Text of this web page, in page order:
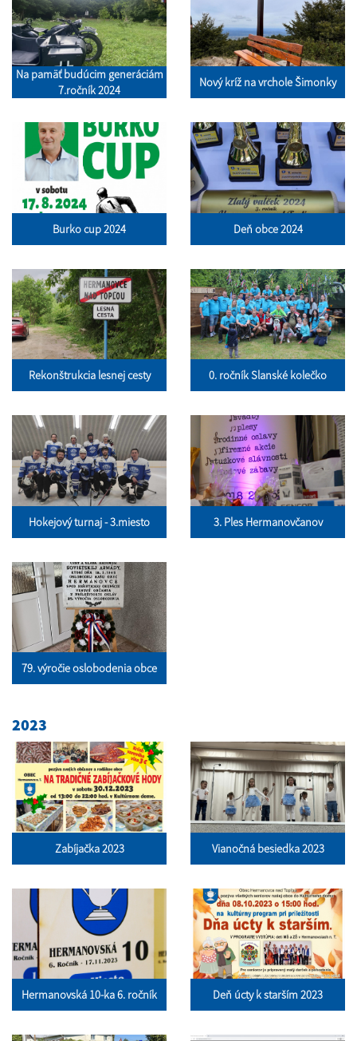
Na pamäť budúcim generáciám
7.ročník 2024
Nový kríž na vrchole Šimonky
Burko cup 2024 Deň obce 2024
Rekonštrukcia lesnej cesty 0. ročník Slanské kolečko
Hokejový turnaj - 3.miesto 3. Ples Hermanovčanov
79. výročie oslobodenia obce
2023
Zabíjačka 2023 Vianočná besiedka 2023
Hermanovská 10-ka 6. ročník Deň úcty k starším 2023